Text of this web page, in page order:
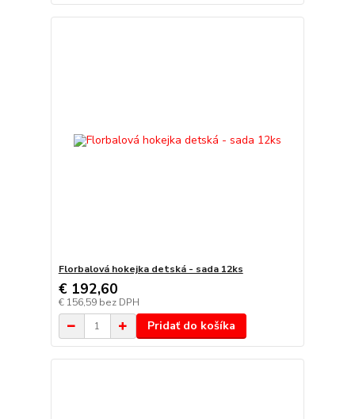
Florbalová hokejka detská - sada 12ks
€ 192,60
€ 156,59 bez DPH
Pridať do košíka